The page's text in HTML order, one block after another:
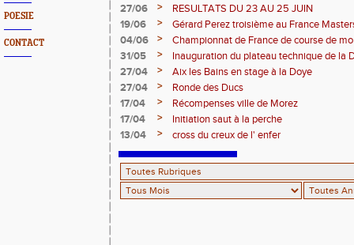
POESIE
CONTACT
27/06
>
RESULTATS DU 23 AU 25 JUIN
19/06
>
Gérard Perez troisième au France
04/06
>
Championnat de France de course de
31/05
>
Inauguration du plateau technique de la
27/04
>
Aix les Bains en stage à la Doye
27/04
>
Ronde des Ducs
17/04
>
Récompenses ville de Morez
17/04
>
Initiation saut à la perche
13/04
> cross du creux de l' enfer